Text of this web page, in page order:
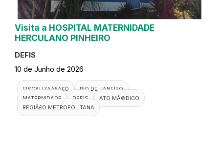
Visita a HOSPITAL MATERNIDADE
HERCULANO PINHEIRO
DEFIS
10 de Junho de 2026
FISCALIZAÃ§Ã£O
RIO DE JANEIRO
MATERNIDADE
DEFIS
ATO MÃ©DICO
REGIÃ£O METROPOLITANA